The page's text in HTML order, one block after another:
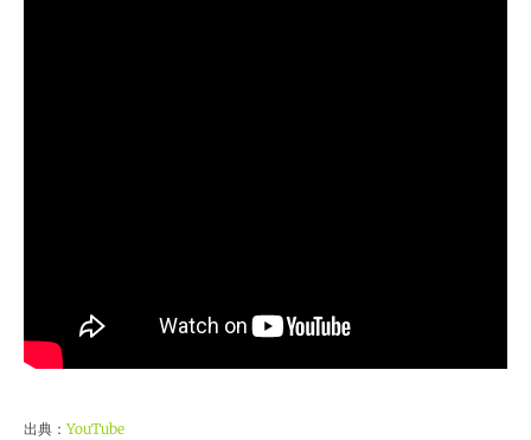
出典： YouTube